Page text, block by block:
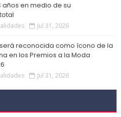
años en medio de su
Jul 31, 2026
reconocida como ícono de la
en los Premios a la Moda
Jul 31, 2026